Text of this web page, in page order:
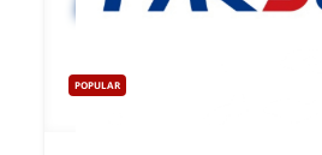
POPULAR